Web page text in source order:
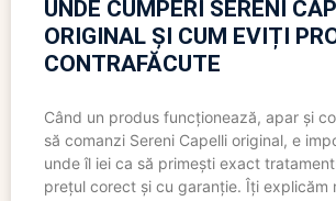
UNDE CUMPERI SERENI
ORIGINAL ȘI CUM EVIȚI
CONTRAFĂCUTE
Când un produs funcționează, apar și
să comanzi Sereni Capelli original, e
unde îl iei ca să primești exact
prețul corect și cu garanție. Îți explicăm